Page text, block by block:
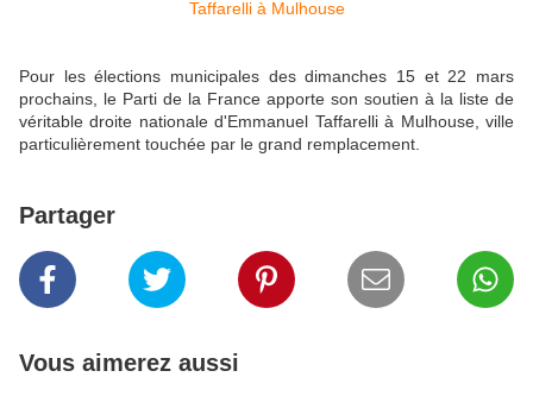
Pour les élections municipales des dimanches 15 et 22 mars
prochains, le Parti de la France apporte son soutien à la liste de
véritable droite nationale d'Emmanuel Taffarelli à Mulhouse, ville
particulièrement touchée par le grand remplacement.
Partager
Vous aimerez aussi